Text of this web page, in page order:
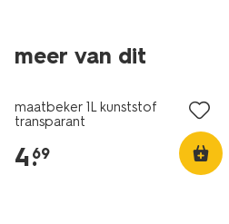
meer van dit
maatbeker 1L kunststof
transparant
4.
69